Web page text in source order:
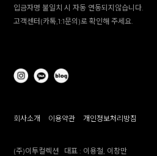
입금자명 불일치 시 자동 연동되지않습니다.
고객센터(카톡,1:1문의)로 확인해 주세요.
회사소개 이용약관 개인정보처리방침
(주)이투컬렉션 대표 : 이용철, 이창만